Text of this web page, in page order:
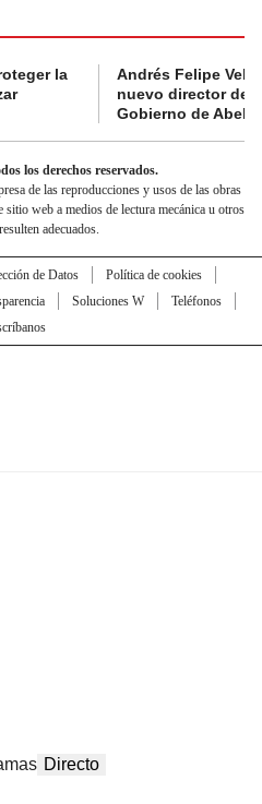
la
Andrés Felipe
nuevo director de
Gobierno de
los derechos reservados.
de las reproducciones y usos de las obras
sitio web a medios de lectura mecánica u otros
adecuados.
de Datos
Política de cookies
Soluciones W
Teléfonos
Directo